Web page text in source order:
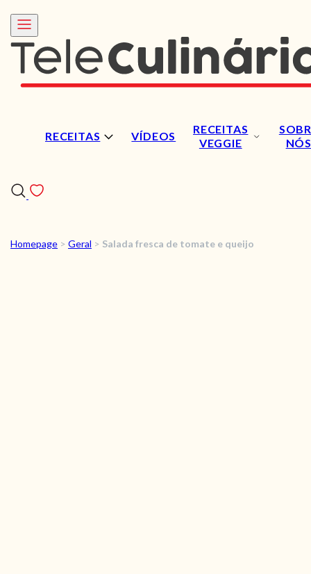
RECEITAS VÍDEOS
RECEITAS
VEGGIE
NÓS
RECEITAS
Homepage > Geral > Salada fresca de tomate e queijo